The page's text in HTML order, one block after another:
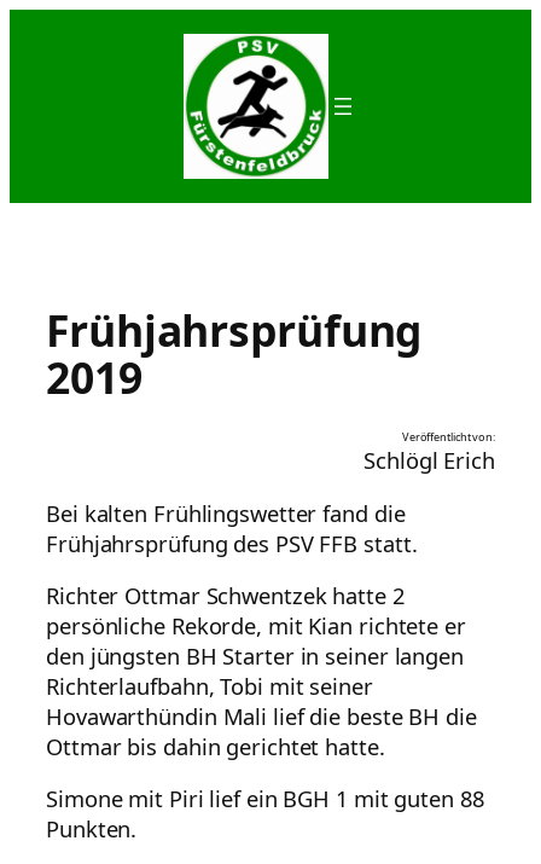
Frühjahrsprüfung
2019
Veröffentlicht von:
Schlögl Erich
Bei kalten Frühlingswetter fand die
Frühjahrsprüfung des PSV FFB statt.
Richter Ottmar Schwentzek hatte 2
persönliche Rekorde, mit Kian richtete er
den jüngsten BH Starter in seiner langen
Richterlaufbahn, Tobi mit seiner
Hovawarthündin Mali lief die beste BH die
Ottmar bis dahin gerichtet hatte.
Simone mit Piri lief ein BGH 1 mit guten 88
Punkten.